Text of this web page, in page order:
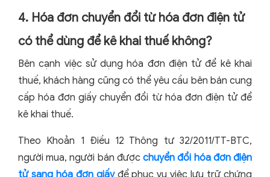
4. Hóa đơn chuyển đổi từ hóa đơn điện tử
có thể dùng để kê khai thuế không?
Bên cạnh việc sử dụng hóa đơn điện tử để kê khai
thuế, khách hàng cũng có thể yêu cầu bên bán cung
cấp hóa đơn giấy chuyển đổi từ hóa đơn điện tử để
kê khai thuế.
Theo Khoản 1 Điều 12 Thông tư 32/2011/TT-BTC,
người mua, người bán đượcchuyển đổi hóa đơn điện